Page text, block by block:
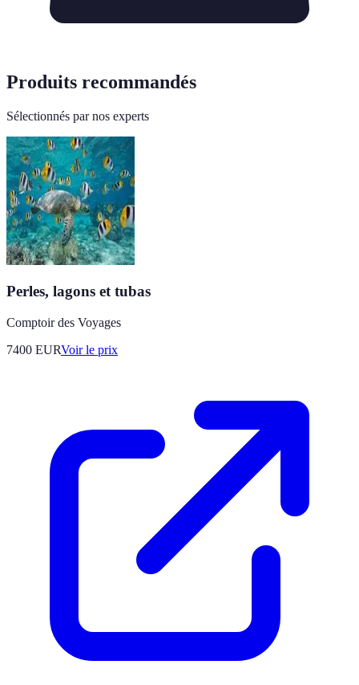
Produits recommandés
Sélectionnés par nos experts
Perles, lagons et tubas
Comptoir des Voyages
7400 EURVoir le prix